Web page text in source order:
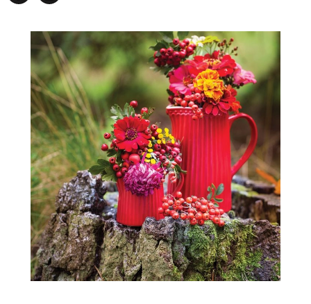
PRZYRODA
ZWIERZĘTA DOMOWE
ZWIERZĘTA W NATURZE
GRZYBY
KRAJOBRAZ
RĘKODZIEŁO